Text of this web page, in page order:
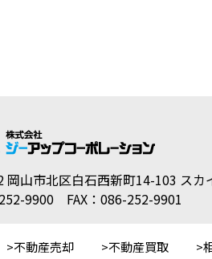
岡山市北区白石西新町14-103 スカ
9900 FAX：086-252-9901
不動産売却 不動産買取